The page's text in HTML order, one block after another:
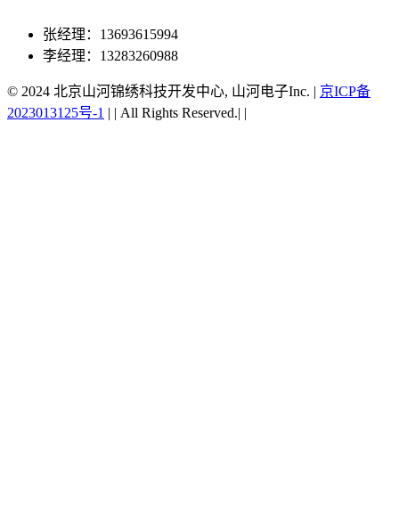
张经理：13693615994
李经理：13283260988
© 2024 北京山河锦绣科技开发中心, 山河电子Inc. | 京ICP备
2023013125号-1 | | All Rights Reserved.| |